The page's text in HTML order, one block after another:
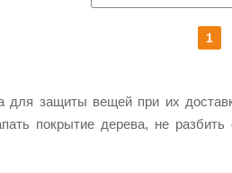
1
для защиты вещей при их
покрытие дерева, не